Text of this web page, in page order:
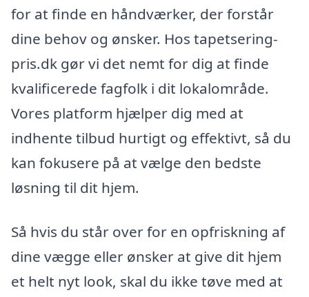
for at finde en håndværker, der forstår
dine behov og ønsker. Hos tapetsering-
pris.dk gør vi det nemt for dig at finde
kvalificerede fagfolk i dit lokalområde.
Vores platform hjælper dig med at
indhente tilbud hurtigt og effektivt, så du
kan fokusere på at vælge den bedste
løsning til dit hjem.
Så hvis du står over for en opfriskning af
dine vægge eller ønsker at give dit hjem
et helt nyt look, skal du ikke tøve med at